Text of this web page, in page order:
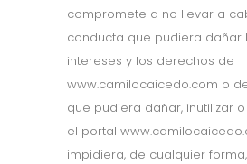
compromete a no llevar a
conducta que pudiera dañar
intereses y los derechos de
www.camilocaicedo.com o
que pudiera dañar, inutilizar
el portal
impidiera, de cualquier